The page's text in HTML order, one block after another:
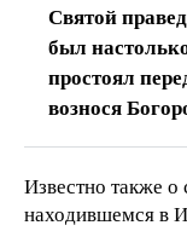
Святой
был
простоял
вознося
Известно также
находившемся в